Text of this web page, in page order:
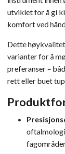
utviklet for å gi
komfort ved
Dette
varianter for å
preferanser –
rett eller buet